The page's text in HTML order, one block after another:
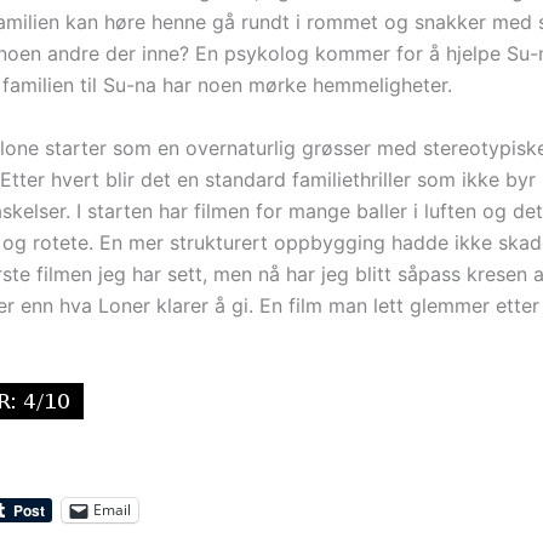
kan høre henne gå rundt i rommet og snakker med
andre der inne? En psykolog kommer for å hjelpe
til Su-na har noen mørke hemmeligheter.
starter som en overnaturlig grøsser med
hvert blir det en standard familiethriller som ikke byr
I starten har filmen for mange baller i luften og
rotete. En mer strukturert oppbygging hadde ikke
filmen jeg har sett, men nå har jeg blitt såpass kresen
enn hva Loner klarer å gi. En film man lett glemmer
Email